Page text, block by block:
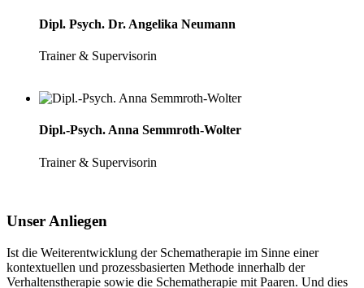
Dipl. Psych. Dr. Angelika Neumann
Trainer & Supervisorin
Dipl.-Psych. Anna Semmroth-Wolter
Trainer & Supervisorin
Unser Anliegen
Ist die Weiterentwicklung der Schematherapie im Sinne einer
kontextuellen und prozessbasierten Methode innerhalb der
Verhaltenstherapie sowie die Schematherapie mit Paaren. Und dies